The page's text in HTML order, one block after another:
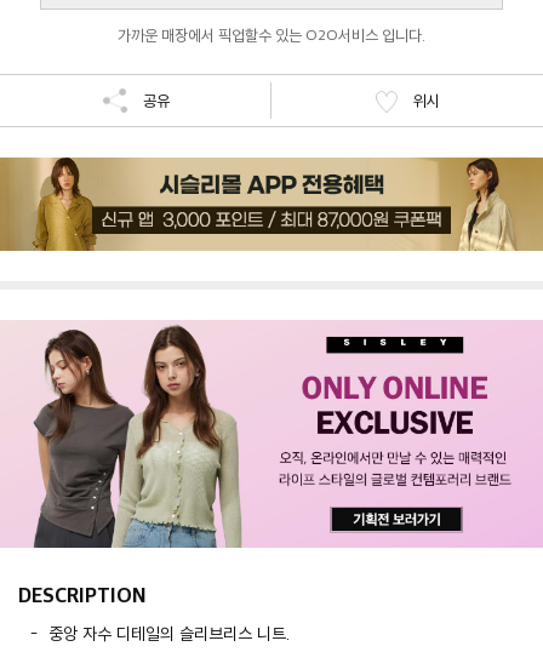
가까운 매장에서 픽업할수 있는 O2O서비스 입니다.
공유 위시
DESCRIPTION
중앙 자수 디테일의 슬리브리스 니트.